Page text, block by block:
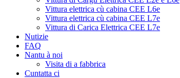
Vittura elettrica cù cabina CEE L6e
Vittura elettrica cù cabina CEE L7e
Vittura di Carica Elettrica CEE L7e
Nutizie
FAQ
Nantu à noi
Visita di a fabbrica
Cuntatta ci